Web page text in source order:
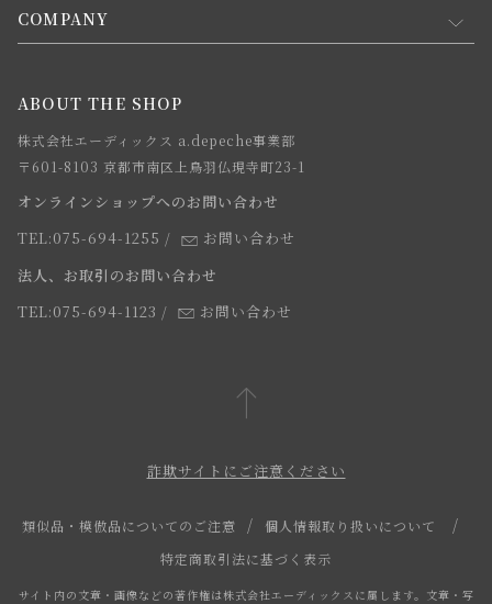
会員規約について
会員登録について
お支払方法について
お届けについて
よくあるご質問
コンセプト
webカタログ
COMPANY
求人情報
法人のお客様
スタッフ
ABOUT THE SHOP
株式会社エーディックス a.depeche事業部
〒601-8103 京都市南区上鳥羽仏現寺町23-1
オンラインショップへのお問い合わせ
TEL:075-694-1255 /
お問い合わせ
法人、お取引のお問い合わせ
TEL:075-694-1123 / お問い合わせ
詐欺サイトにご注意ください
類似品・模倣品についてのご注意
個人情報取り扱いについて
特定商取引法に基づく表示
サイト内の文章・画像などの著作権は株式会社エーディックスに属します。文章・写